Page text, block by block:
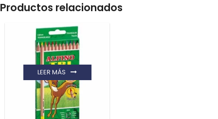
Productos relacionados
LEER MÁS